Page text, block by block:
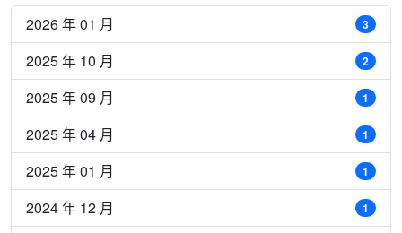
2026 年 01 月 3
2025 年 10 月 2
2025 年 09 月 1
2025 年 04 月 1
2025 年 01 月 1
2024 年 12 月 1